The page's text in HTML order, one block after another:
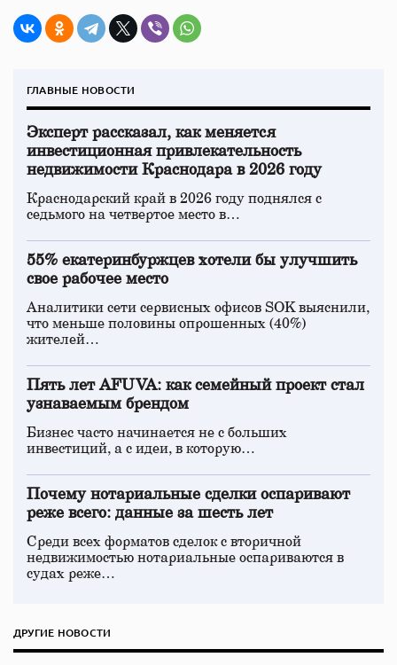
ГЛАВНЫЕ НОВОСТИ
Эксперт рассказал, как меняется
инвестиционная привлекательность
недвижимости Краснодара в 2026 году
Краснодарский край в 2026 году поднялся с
седьмого на четвертое место в…
55% екатеринбуржцев хотели бы улучшить
свое рабочее место
Аналитики сети сервисных офисов SOK выяснили,
что меньше половины опрошенных (40%)
жителей…
Пять лет AFUVA: как семейный проект стал
узнаваемым брендом
Бизнес часто начинается не с больших
инвестиций, а с идеи, в которую…
Почему нотариальные сделки оспаривают
реже всего: данные за шесть лет
Среди всех форматов сделок с вторичной
недвижимостью нотариальные оспариваются в
судах реже…
ДРУГИЕ НОВОСТИ